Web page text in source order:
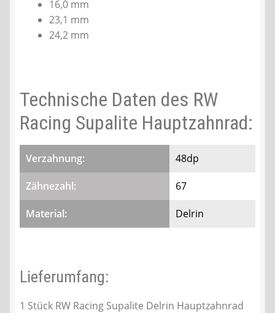
16,0 mm
23,1 mm
24,2 mm
Technische Daten des RW
Racing Supalite Hauptzahnrad:
Verzahnung: 48dp
Zähnezahl: 67
Material: Delrin
Lieferumfang:
1 Stück RW Racing Supalite Delrin Hauptzahnrad